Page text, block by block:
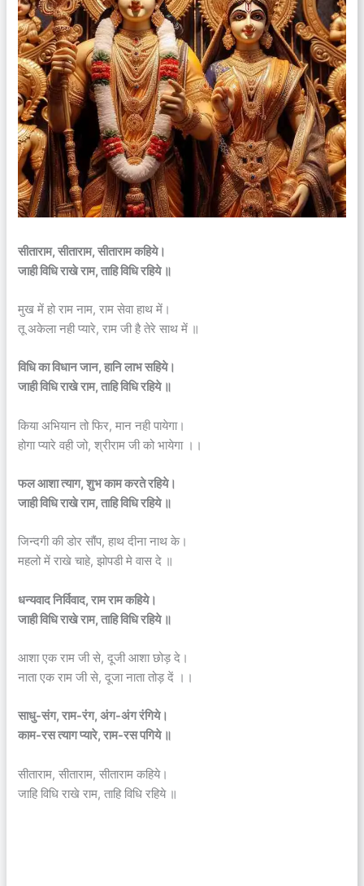
सीताराम, सीताराम, सीताराम कहिये।
जाही विधि राखे राम, ताहि विधि रहिये ॥
मुख में हो राम नाम, राम सेवा हाथ में।
तू अकेला नही प्यारे, राम जी है तेरे साथ में ॥
विधि का विधान जान, हानि लाभ सहिये।
जाही विधि राखे राम, ताहि विधि रहिये ॥
किया अभियान तो फिर, मान नही पायेगा।
होगा प्यारे वही जो, श्रीराम जी को भायेगा ।।
फल आशा त्याग, शुभ काम करते रहिये।
जाही विधि राखे राम, ताहि विधि रहिये ॥
जिन्दगी की डोर सौंप, हाथ दीना नाथ के।
महलो में राखे चाहे, झोपडी मे वास दे ॥
धन्यवाद निर्विवाद, राम राम कहिये।
जाही विधि राखे राम, ताहि विधि रहिये ॥
आशा एक राम जी से, दूजी आशा छोड़ दे।
नाता एक राम जी से, दूजा नाता तोड़ दें ।।
साधु-संग, राम-रंग, अंग-अंग रंगिये।
काम-रस त्याग प्यारे, राम-रस पगिये ॥
सीताराम, सीताराम, सीताराम कहिये।
जाहि विधि राखे राम, ताहि विधि रहिये ॥